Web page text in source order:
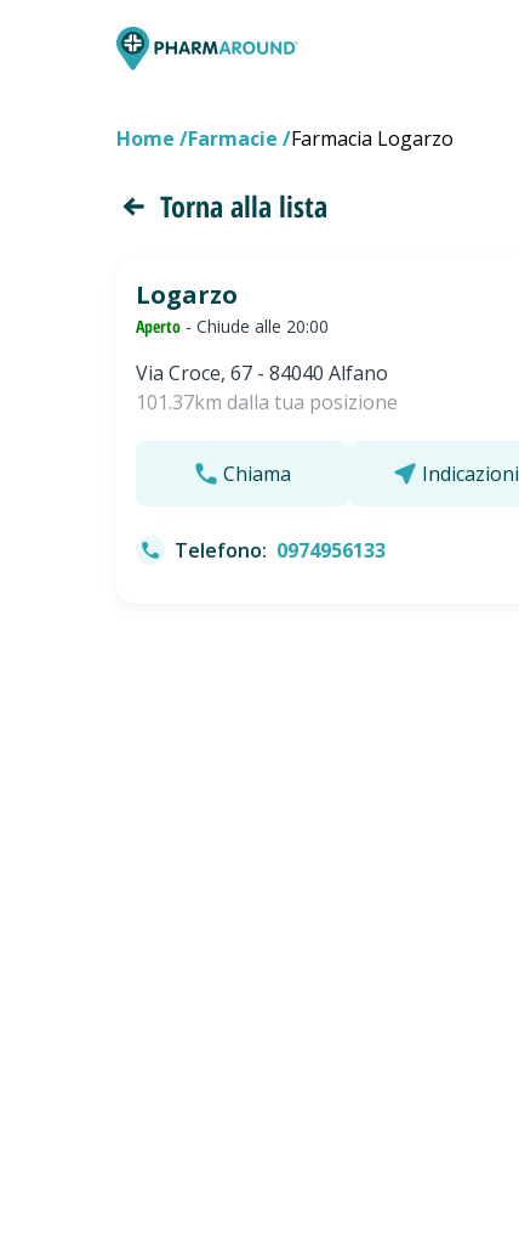
Home Farmacie Farmacia Logarzo
Torna alla lista
Logarzo
Aperto - Chiude alle 20:00
Via Croce, 67 - 84040 Alfano
101.37km dalla tua posizione
Chiama Indicazioni
Telefono: 0974956133